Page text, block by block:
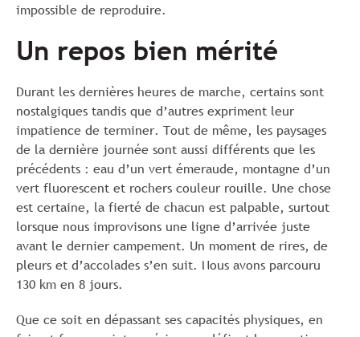
impossible de reproduire.
Un repos bien mérité
Durant les dernières heures de marche, certains sont
nostalgiques tandis que d’autres expriment leur
impatience de terminer. Tout de même, les paysages
de la dernière journée sont aussi différents que les
précédents : eau d’un vert émeraude, montagne d’un
vert fluorescent et rochers couleur rouille. Une chose
est certaine, la fierté de chacun est palpable, surtout
lorsque nous improvisons une ligne d’arrivée juste
avant le dernier campement. Un moment de rires, de
pleurs et d’accolades s’en suit. Nous avons parcouru
130 km en 8 jours.
Que ce soit en dépassant ses capacités physiques, en